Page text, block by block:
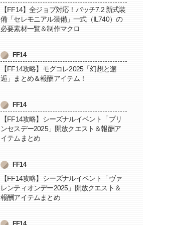
【FF14】全ジョブ対応！パッチ7.2 新式装
備「セレモニアル装備」一式（IL740）の
必要素材一覧＆制作マクロ
FF14
【FF14攻略】モグコレ2025「幻想と邂
逅」まとめ＆報酬アイテム！
FF14
【FF14攻略】シーズナルイベント「プリ
ンセスデー2025」開放クエスト＆報酬ア
イテムまとめ
FF14
【FF14攻略】シーズナルイベント「ヴァ
レンティオンデー2025」開放クエスト＆
報酬アイテムまとめ